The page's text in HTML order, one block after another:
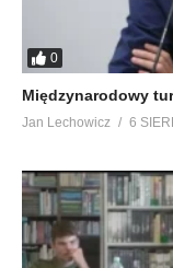
0
Międzynarodowy
Jan Lechowicz 6